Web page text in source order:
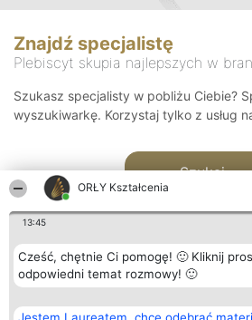
ORŁY Kształcenia
13:45
Cześć, chętnie Ci pomogę! 🙂 Kliknij
odpowiedni temat rozmowy! 🙂
Znajdź specjalistę
Plebiscyt skupia najlepszych w
Szukasz specjalisty w pobliżu Ciebie?
wyszukiwarkę. Korzystaj tylko z usług
Szukaj
Organizator plebiscytu Plebiscyt